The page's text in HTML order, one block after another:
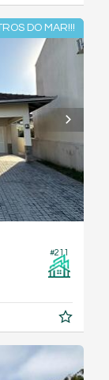
DO MAR!!!
#211